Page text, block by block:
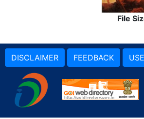
File
DISCLAIMER FEEDBACK